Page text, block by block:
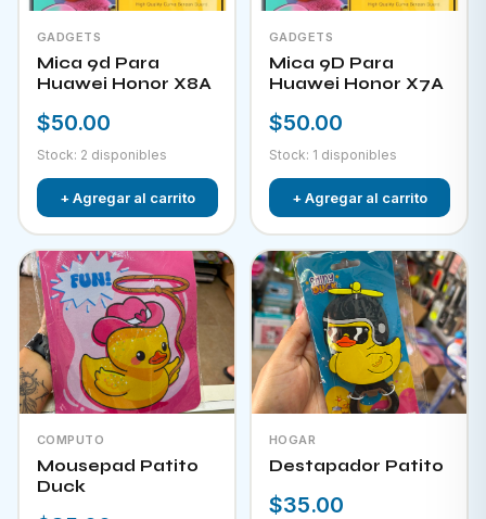
GADGETS
Mica 9d Para
Huawei Honor X8A
$50.00
Stock: 2 disponibles
+ Agregar al carrito
GADGETS
Mica 9D Para
Huawei Honor X7A
$50.00
Stock: 1 disponibles
+ Agregar al carrito
COMPUTO
Mousepad Patito
Duck
HOGAR
Destapador Patito
$35.00